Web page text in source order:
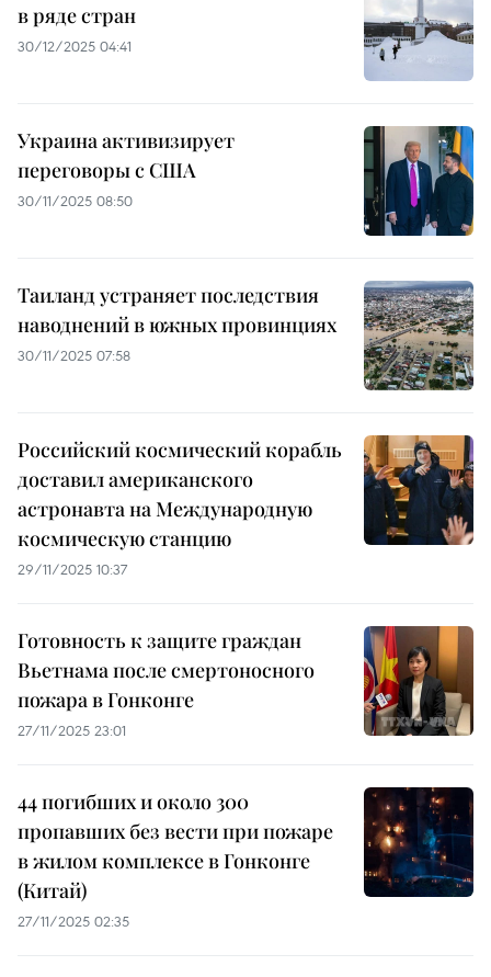
в ряде стран
30/12/2025 04:41
Украина активизирует
переговоры с США
30/11/2025 08:50
Таиланд устраняет последствия
наводнений в южных провинциях
30/11/2025 07:58
Российский космический корабль
доставил американского
астронавта на Международную
космическую станцию
29/11/2025 10:37
Готовность к защите граждан
Вьетнама после смертоносного
пожара в Гонконге
27/11/2025 23:01
44 погибших и около 300
пропавших без вести при пожаре
в жилом комплексе в Гонконге
(Китай)
27/11/2025 02:35